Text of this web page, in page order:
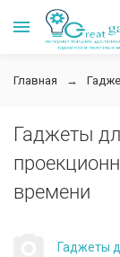
Главная
Гаджеты
времени
Гаджеты